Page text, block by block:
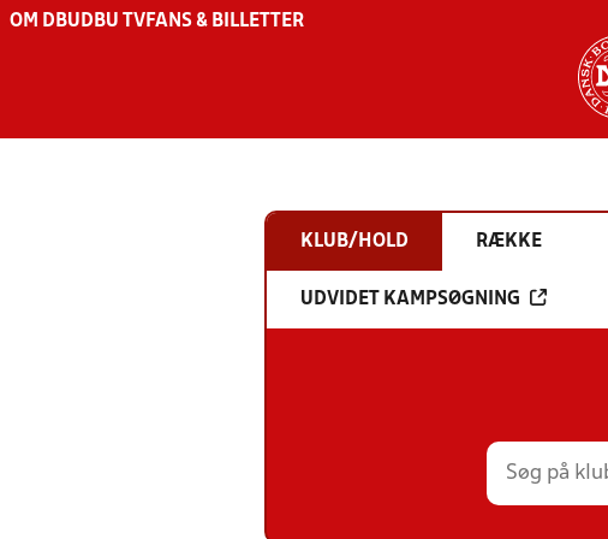
OM DBU DBU TV FANS & BILLETTER
KLUB/HOLD RÆKKE
UDVIDET KAMPSØGNING